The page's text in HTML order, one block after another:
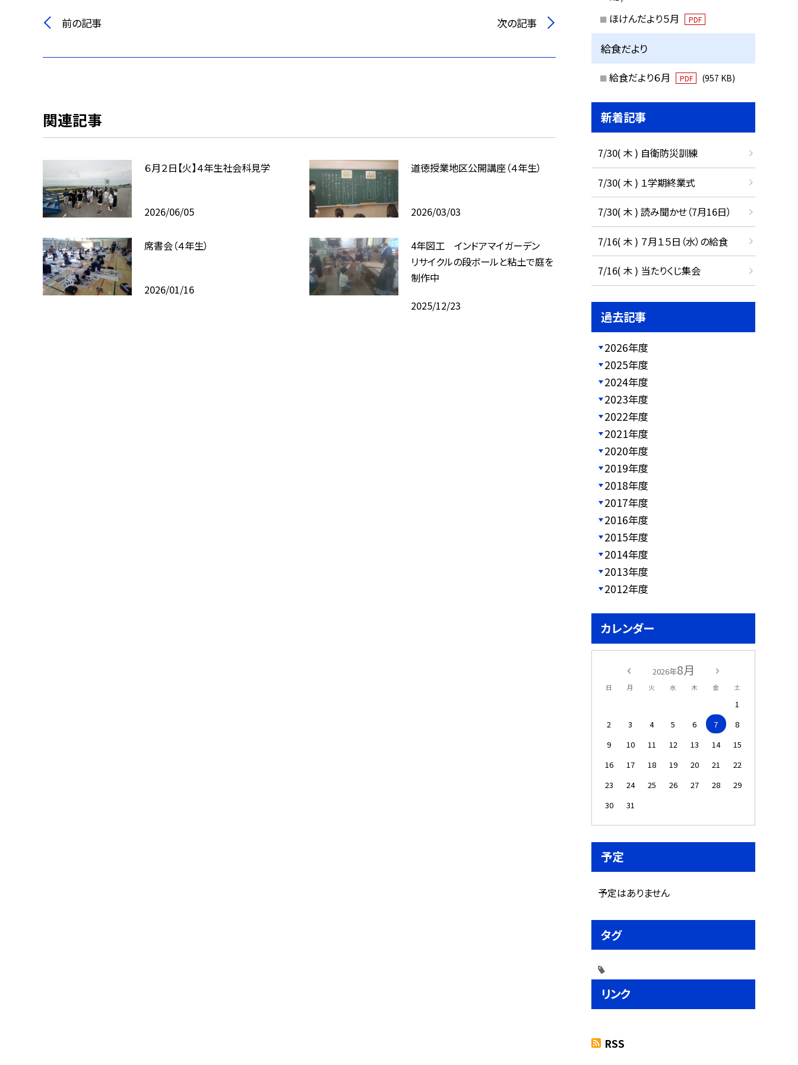
前の記事 次の記事
関連記事
６月２日【火】４年生社会科見学
2026/06/05
道徳授業地区公開講座（４年生）
2026/03/03
席書会（４年生）
2026/01/16
4年図工 インドアマイガーデン
リサイクルの段ボールと粘土で庭を
制作中
2025/12/23
ほけんだより５月 PDF
給食だより
給食だより６月 PDF (957 KB)
新着記事
7/30( 木 ) 自衛防災訓練
7/30( 木 ) １学期終業式
7/30( 木 ) 読み聞かせ（7月16日）
7/16( 木 ) ７月１５日（水）の給食
7/16( 木 ) 当たりくじ集会
過去記事
2026年度
2025年度
2024年度
2023年度
2022年度
2021年度
2020年度
2019年度
2018年度
2017年度
2016年度
2015年度
2014年度
2013年度
2012年度
カレンダー
2026年8月
日 月 火 水 木 金 土
1
2
3 4 5 6 7
8
9
10 11 12 13 14
15
16
17 18 19 20 21
22
23
24 25 26 27 28
29
30
31
予定
予定はありません
タグ
リンク
RSS